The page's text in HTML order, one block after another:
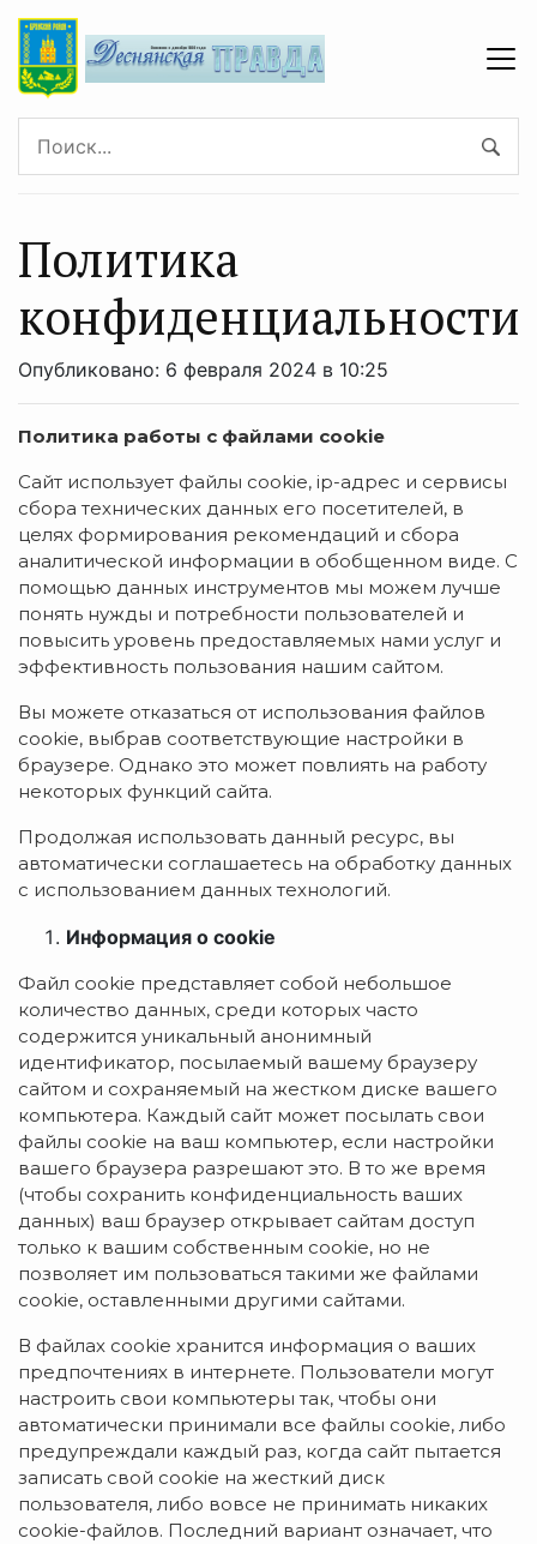
Политика
конфиденциальности
Опубликовано: 6 февраля 2024 в 10:25
Политика работы с файлами cookie
Сайт использует файлы cookie, ip-адрес и сервисы
сбора технических данных его посетителей, в
целях формирования рекомендаций и сбора
аналитической информации в обобщенном виде. С
помощью данных инструментов мы можем лучше
понять нужды и потребности пользователей и
повысить уровень предоставляемых нами услуг и
эффективность пользования нашим сайтом.
Вы можете отказаться от использования файлов
cookie, выбрав соответствующие настройки в
браузере. Однако это может повлиять на работу
некоторых функций сайта.
Продолжая использовать данный ресурс, вы
автоматически соглашаетесь на обработку данных
с использованием данных технологий.
Информация о cookie
Файл cookie представляет собой небольшое
количество данных, среди которых часто
содержится уникальный анонимный
идентификатор, посылаемый вашему браузеру
сайтом и сохраняемый на жестком диске вашего
компьютера. Каждый сайт может посылать свои
файлы cookie на ваш компьютер, если настройки
вашего браузера разрешают это. В то же время
(чтобы сохранить конфиденциальность ваших
данных) ваш браузер открывает сайтам доступ
только к вашим собственным cookie, но не
позволяет им пользоваться такими же файлами
cookie, оставленными другими сайтами.
В файлах cookie хранится информация о ваших
предпочтениях в интернете. Пользователи могут
настроить свои компьютеры так, чтобы они
автоматически принимали все файлы cookie, либо
предупреждали каждый раз, когда сайт пытается
записать свой cookie на жесткий диск
пользователя, либо вовсе не принимать никаких
cookie-файлов. Последний вариант означает, что